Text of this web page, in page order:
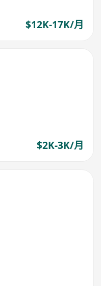
$12K-17K/月
$2K-3K/月